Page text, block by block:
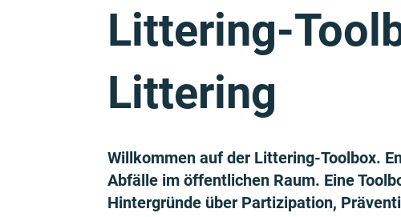
Littering-
Littering
Willkommen auf der Littering-Toolbox.
Abfälle im öffentlichen Raum. Eine
Hintergründe über Partizipation,